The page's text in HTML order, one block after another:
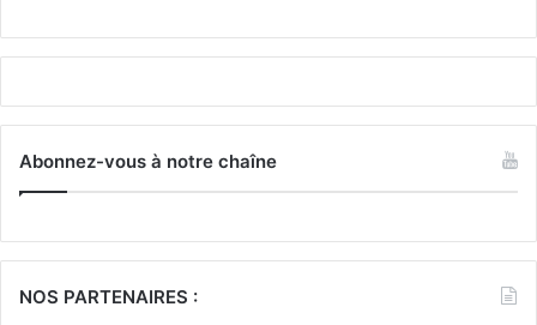
Abonnez-vous à notre chaîne
NOS PARTENAIRES :